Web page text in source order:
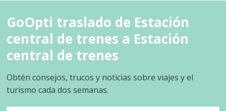
GoOpti traslado de Estación
central de trenes a Estación
central de trenes
Obtén consejos, trucos y noticias sobre viajes y el
turismo cada dos semanas.